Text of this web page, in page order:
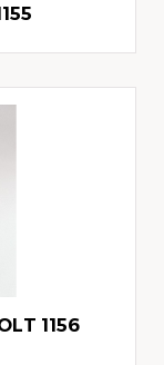
(THREADED)